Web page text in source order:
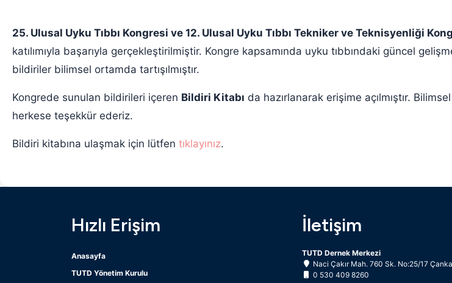
25. Ulusal Uyku Tıbbı Kongresi ve 12. Ulusal Uyku Tıbbı Tekniker ve Teknisyenliği
katılımıyla başarıyla gerçekleştirilmiştir. Kongre kapsamında uyku tıbbındaki güncel
bildiriler bilimsel ortamda tartışılmıştır.
Kongrede sunulan bildirileri içeren Bildiri Kitabı da hazırlanarak erişime açılmıştır.
herkese teşekkür ederiz.
Bildiri kitabına ulaşmak için lütfen tıklayınız.
Hızlı Erişim
Anasayfa
TUTD Yönetim Kurulu
İletişim
TUTD Dernek Merkezi
Naci Çakır Mah. 760 Sk. No:25/17
0 530 409 8260